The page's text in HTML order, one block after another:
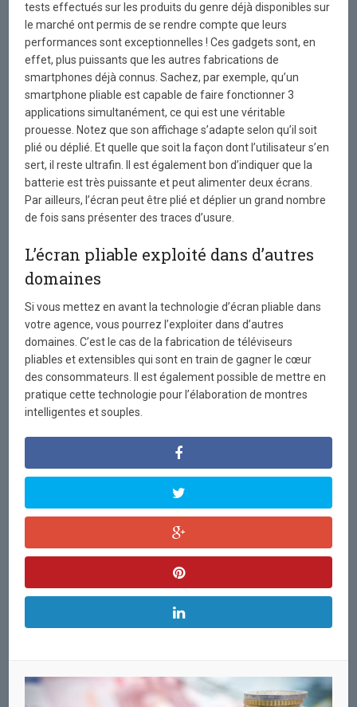
tests effectués sur les produits du genre déjà disponibles sur
le marché ont permis de se rendre compte que leurs
performances sont exceptionnelles ! Ces gadgets sont, en
effet, plus puissants que les autres fabrications de
smartphones déjà connus. Sachez, par exemple, qu’un
smartphone pliable est capable de faire fonctionner 3
applications simultanément, ce qui est une véritable
prouesse. Notez que son affichage s’adapte selon qu’il soit
plié ou déplié. Et quelle que soit la façon dont l’utilisateur s’en
sert, il reste ultrafin. Il est également bon d’indiquer que la
batterie est très puissante et peut alimenter deux écrans.
Par ailleurs, l’écran peut être plié et déplier un grand nombre
de fois sans présenter des traces d’usure.
L’écran pliable exploité dans d’autres
domaines
Si vous mettez en avant la technologie d’écran pliable dans
votre agence, vous pourrez l’exploiter dans d’autres
domaines. C’est le cas de la fabrication de téléviseurs
pliables et extensibles qui sont en train de gagner le cœur
des consommateurs. Il est également possible de mettre en
pratique cette technologie pour l’élaboration de montres
intelligentes et souples.